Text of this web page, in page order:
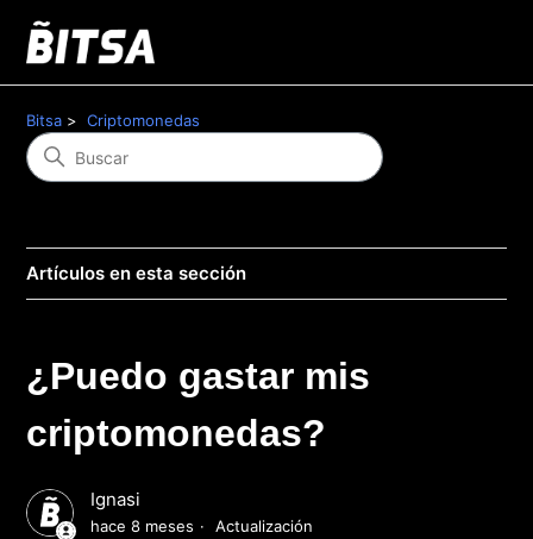
Bitsa Criptomonedas
Artículos en esta sección
¿Puedo gastar mis
criptomonedas?
Ignasi
hace 8 meses Actualización